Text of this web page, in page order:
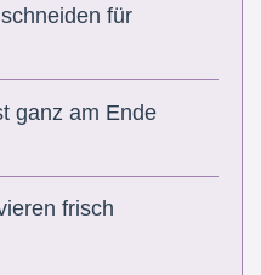
für
ganz am Ende
frisch